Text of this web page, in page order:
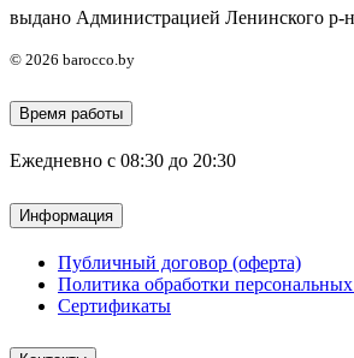
выдано Администрацией Ленинского р-
© 2026 barocco.by
Время работы
Ежедневно с 08:30 до 20:30
Информация
Публичный договор (оферта)
Политика обработки
Сертификаты